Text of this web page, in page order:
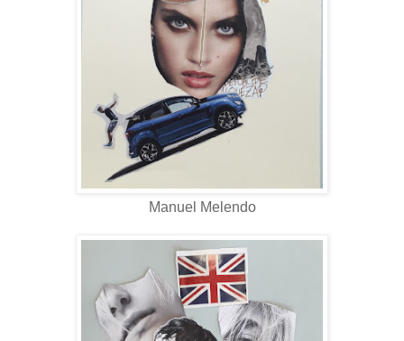
Manuel Melendo